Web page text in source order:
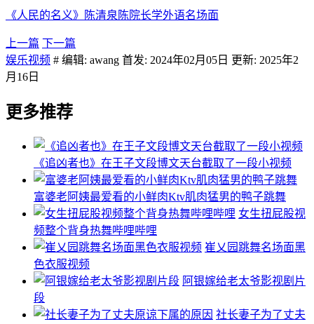
《人民的名义》陈清泉陈院长学外语名场面
上一篇 下一篇
娱乐视频 # 编辑: awang 首发: 2024年02月05日 更新: 2025年2
月16日
更多推荐
《追凶者也》在王子文段博文天台截取了一段小视频
富婆老阿姨最爱看的小鲜肉Ktv肌肉猛男的鸭子跳舞
女生扭屁股视
频整个背身热舞哔哩哔哩
崔乂园跳舞名场面黑
色衣服视频
阿银嫁给老太爷影视剧片
段
社长妻子为了丈夫